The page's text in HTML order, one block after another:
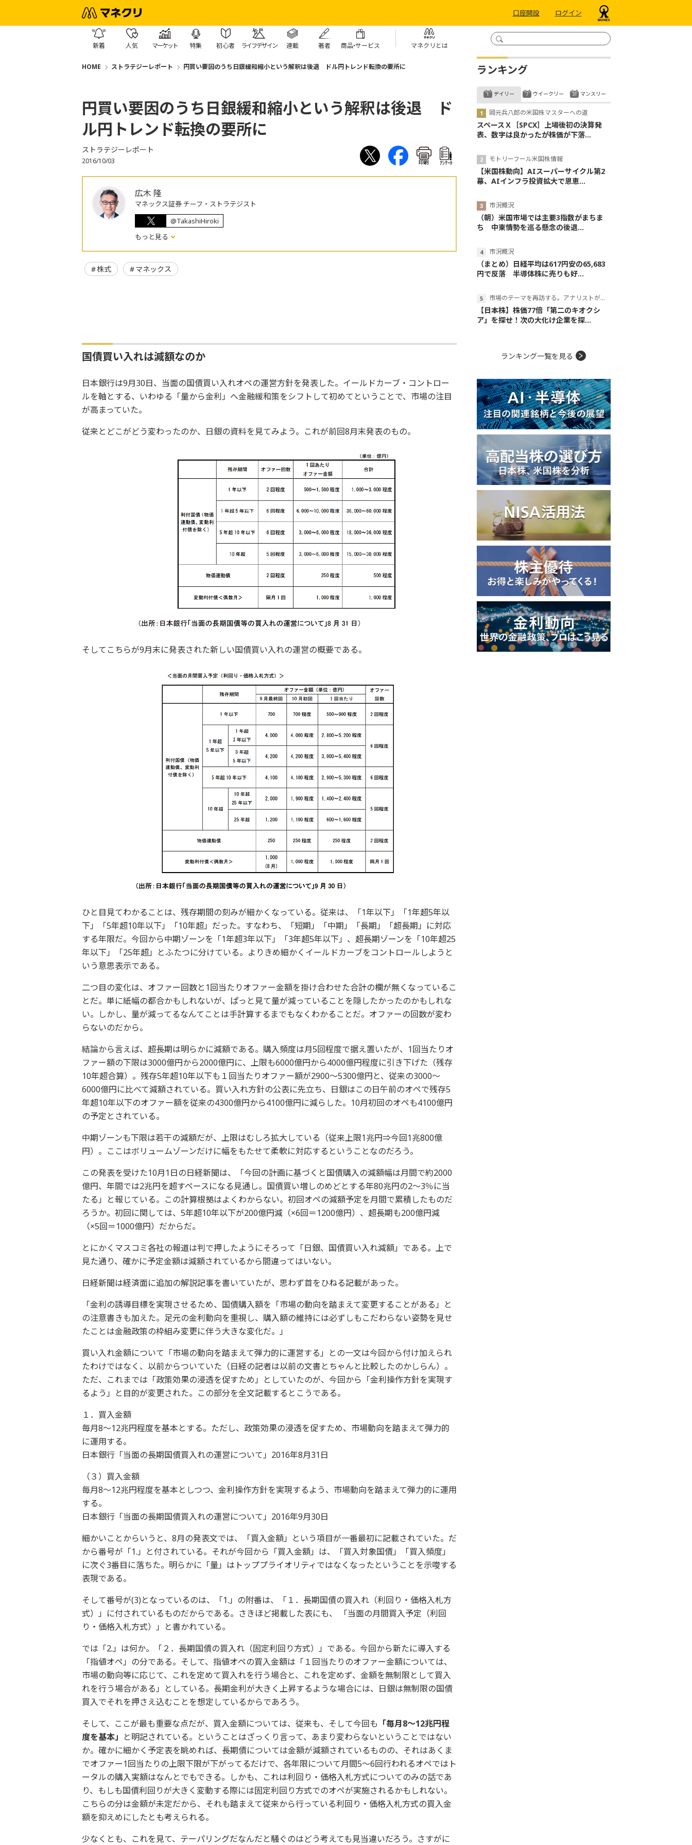
口座開設 ログイン
新着 人気 マーケット 特集 初心者 ライフデザイン 連載 著者 商品・サービス マネクリとは
HOME ストラテジーレポート 円買い要因のうち日銀緩和縮小という解釈は後退 ドル円トレンド転換の要所に
円買い要因のうち日銀緩和縮小という解釈は後退 ド
ル円トレンド転換の要所に
ストラテジーレポート
2016/10/03 印刷 ｱﾝｹｰﾄ
広木 隆
マネックス証券 チーフ・ストラテジスト
@TakashiHiroki
もっと見る
株式 マネックス
国債買い入れは減額なのか
日本銀行は9月30日、当面の国債買い入れオペの運営方針を発表した。イールドカーブ・コントロー
ルを軸とする、いわゆる「量から金利」へ金融緩和策をシフトして初めてということで、市場の注目
が高まっていた。
従来とどこがどう変わったのか、日銀の資料を見てみよう。これが前回8月末発表のもの。
そしてこちらが9月末に発表された新しい国債買い入れの運営の概要である。
ひと目見てわかることは、残存期間の刻みが細かくなっている。従来は、「1年以下」「1年超5年以
下」「5年超10年以下」「10年超」だった。すなわち、「短期」「中期」「長期」「超長期」に対応
する年限だ。今回から中期ゾーンを「1年超3年以下」「3年超5年以下」、超長期ゾーンを「10年超25
年以下」「25年超」とふたつに分けている。よりきめ細かくイールドカーブをコントロールしようと
いう意思表示である。
二つ目の変化は、オファー回数と1回当たりオファー金額を掛け合わせた合計の欄が無くなっているこ
とだ。単に紙幅の都合かもしれないが、ぱっと見て量が減っていることを隠したかったのかもしれな
い。しかし、量が減ってるなんてことは手計算するまでもなくわかることだ。オファーの回数が変わ
らないのだから。
結論から言えば、超長期は明らかに減額である。購入頻度は月5回程度で据え置いたが、1回当たりオ
ファー額の下限は3000億円から2000億円に、上限も6000億円から4000億円程度に引き下げた（残存
10年超合算）。残存5年超10年以下も１回当たりオファー額が2900～5300億円と、従来の3000～
6000億円に比べて減額されている。買い入れ方針の公表に先立ち、日銀はこの日午前のオペで残存5
年超10年以下のオファー額を従来の4300億円から4100億円に減らした。10月初回のオペも4100億円
の予定とされている。
中期ゾーンも下限は若干の減額だが、上限はむしろ拡大している（従来上限1兆円⇒今回1兆800億
円）。ここはボリュームゾーンだけに幅をもたせて柔軟に対応するということなのだろう。
この発表を受けた10月1日の日経新聞は、「今回の計画に基づくと国債購入の減額幅は月間で約2000
億円、年間では2兆円を超すペースになる見通し。国債買い増しのめどとする年80兆円の2～3％に当
たる」と報じている。この計算根拠はよくわからない。初回オペの減額予定を月間で累積したものだ
ろうか。初回に関しては、5年超10年以下が200億円減（×6回＝1200億円）、超長期も200億円減
（×5回＝1000億円）だからだ。
とにかくマスコミ各社の報道は判で押したようにそろって「日銀、国債買い入れ減額」である。上で
見た通り、確かに予定金額は減額されているから間違ってはいない。
日経新聞は経済面に追加の解説記事を書いていたが、思わず首をひねる記載があった。
「金利の誘導目標を実現させるため、国債購入額を「市場の動向を踏まえて変更することがある」と
の注意書きも加えた。足元の金利動向を重視し、購入額の維持には必ずしもこだわらない姿勢を見せ
たことは金融政策の枠組み変更に伴う大きな変化だ。」
買い入れ金額について「市場の動向を踏まえて弾力的に運営する」との一文は今回から付け加えられ
たわけではなく、以前からついていた（日経の記者は以前の文書とちゃんと比較したのかしらん）。
ただ、これまでは「政策効果の浸透を促すため」としていたのが、今回から「金利操作方針を実現す
るよう」と目的が変更された。この部分を全文記載するとこうである。
１．買入金額
毎月8～12兆円程度を基本とする。ただし、政策効果の浸透を促すため、市場動向を踏まえて弾力的
に運用する。
日本銀行「当面の長期国債買入れの運営について」2016年8月31日
（３）買入金額
毎月8～12兆円程度を基本としつつ、金利操作方針を実現するよう、市場動向を踏まえて弾力的に運用
する。
日本銀行「当面の長期国債買入れの運営について」2016年9月30日
細かいことからいうと、8月の発表文では、「買入金額」という項目が一番最初に記載されていた。だ
から番号が「1.」と付されている。それが今回から「買入金額」は、「買入対象国債」「買入頻度」
に次ぐ3番目に落ちた。明らかに「量」はトッププライオリティではなくなったということを示唆する
表現である。
そして番号が(3)となっているのは、「1.」の附番は、「１．長期国債の買入れ（利回り・価格入札方
式）」に付されているものだからである。さきほど掲載した表にも、 「当面の月間買入予定（利回
り・価格入札方式）」と書かれている。
では「2.」は何か。「２．長期国債の買入れ（固定利回り方式）」である。今回から新たに導入する
「指値オペ」の分である。そして、指値オペの買入金額は「１回当たりのオファー金額については、
市場の動向等に応じて、これを定めて買入れを行う場合と、これを定めず、金額を無制限として買入
れを行う場合がある」としている。長期金利が大きく上昇するような場合には、日銀は無制限の国債
買入でそれを押さえ込むことを想定しているからであろう。
そして、ここが最も重要な点だが、買入金額については、従来も、そして今回も 「毎月8～12兆円程
度を基本」 と明記されている。ということはざっくり言って、あまり変わらないということではない
か。確かに細かく予定表を眺めれば、長期債については金額が減額されているものの、それはあくま
でオファー1回当たりの上限下限が下がってるだけで、各年限について月間5～6回行われるオペではト
ータルの購入実額はなんとでもできる。しかも、これは利回り・価格入札方式についてのみの話であ
り、もしも国債利回りが大きく変動する際には固定利回り方式でのオペが実施されるかもしれない。
こちらの分は金額が未定だから、それも踏まえて従来から行っている利回り・価格入札方式の買入金
額を抑えめにしたとも考えられる。
少なくとも、これを見て、テーパリングだなんだと騒ぐのはどう考えても見当違いだろう。さすがに
ランキング
デイリー
岡元兵八郎の米国株マスターへの道
スペースＸ［SPCX］上場後初の決算発
表、数字は良かったが株価が下落...
モトリーフール米国株情報
【米国株動向】AIスーパーサイクル第2
幕、AIインフラ投資拡大で恩恵...
市況概況
（朝）米国市場では主要3指数がまちま
ち 中東情勢を巡る懸念の後退...
市況概況
（まとめ）日経平均は617円安の65,683
円で反落 半導体株に売りも好...
市場のテーマを再訪する。アナリストが読み解くテーマの本質
【日本株】株価77倍「第二のキオクシ
ア」を探せ！次の大化け企業を探...
ウイークリー マンスリー
ランキング一覧を見る